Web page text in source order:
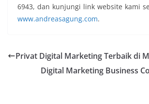
6943, dan kunjungi link website kami
www.andreasagung.com.
Privat Digital Marketing Terbaik di
Digital Marketing Business